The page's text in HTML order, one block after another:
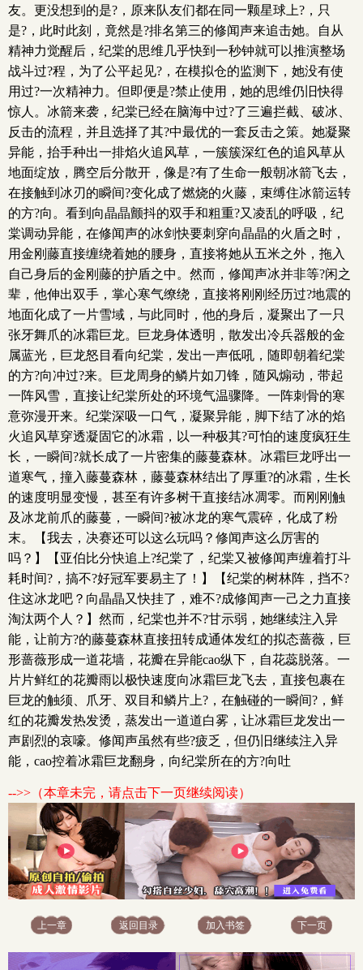
友。更没想到的是?，原来队友们都在同一颗星球上?，只
是?，此时此刻，竟然是?排名第三的修闻声来追击她。自从
精神力觉醒后，纪棠的思维几乎快到一秒钟就可以推演整场
战斗过?程，为了公平起见?，在模拟仓的监测下，她没有使
用过?一次精神力。但即便是?禁止使用，她的思维仍旧快得
惊人。冰箭来袭，纪棠已经在脑海中过?了三遍拦截、破冰、
反击的流程，并且选择了其?中最优的一套反击之策。她凝聚
异能，抬手种出一排焰火追风草，一簇簇深红色的追风草从
地面绽放，腾空后分散开，像是?有了生命一般朝冰箭飞去，
在接触到冰刃的瞬间?变化成了燃烧的火藤，束缚住冰箭运转
的方?向。看到向晶晶颤抖的双手和粗重?又凌乱的呼吸，纪
棠调动异能，在修闻声的冰剑快要刺穿向晶晶的火盾之时，
用金刚藤直接缠绕着她的腰身，直接将她从五米之外，拖入
自己身后的金刚藤的护盾之中。然而，修闻声冰并非等?闲之
辈，他伸出双手，掌心寒气缭绕，直接将刚刚经历过?地震的
地面化成了一片雪域，与此同时，他的身后，凝聚出了一只
张牙舞爪的冰霜巨龙。巨龙身体透明，散发出冷兵器般的金
属蓝光，巨龙怒目看向纪棠，发出一声低吼，随即朝着纪棠
的方?向冲过?来。巨龙周身的鳞片如刀锋，随风煽动，带起
一阵风雪，直接让纪棠所处的环境气温骤降。一阵刺骨的寒
意弥漫开来。纪棠深吸一口气，凝聚异能，脚下结了冰的焰
火追风草穿透凝固它的冰霜，以一种极其?可怕的速度疯狂生
长，一瞬间?就长成了一片密集的藤蔓森林。冰霜巨龙呼出一
道寒气，撞入藤蔓森林，藤蔓森林结出了厚重?的冰霜，生长
的速度明显变慢，甚至有许多树干直接结冰凋零。而刚刚触
及冰龙前爪的藤蔓，一瞬间?被冰龙的寒气震碎，化成了粉
末。【我去，决赛还可以这么玩吗？修闻声这么厉害的
吗？】【亚伯比分快追上?纪棠了，纪棠又被修闻声缠着打斗
耗时间?，搞不?好冠军要易主了！】【纪棠的树林阵，挡不?
住这冰龙吧？向晶晶又快挂了，难不?成修闻声一己之力直接
淘汰两个人？】然而，纪棠也并不?甘示弱，她继续注入异
能，让前方?的藤蔓森林直接扭转成通体发红的拟态蔷薇，巨
形蔷薇形成一道花墙，花瓣在异能cao纵下，自花蕊脱落。一
片片鲜红的花瓣雨以极快速度向冰霜巨龙飞去，直接包裹在
巨龙的触须、爪牙、双目和鳞片上?，在触碰的一瞬间?，鲜
红的花瓣发热发烫，蒸发出一道道白雾，让冰霜巨龙发出一
声剧烈的哀嚎。修闻声虽然有些?疲乏，但仍旧继续注入异
能，cao控着冰霜巨龙翻身，向纪棠所在的方?向吐
-->>（本章未完，请点击下一页继续阅读）
上一章 返回目录 加入书签 下一页